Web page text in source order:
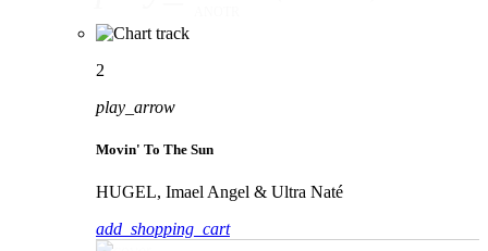
2
play_arrow
Movin' To The Sun
HUGEL, Imael Angel & Ultra Naté
add_shopping_cart